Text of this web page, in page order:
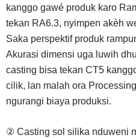
kanggo gawé produk karo
tekan RA6.3, nyimpen akèh
Saka perspektif produk
Akurasi dimensi uga luwih
casting bisa tekan CT5
cilik, lan malah ora
ngurangi biaya produksi.
② Casting sol silika nduweni